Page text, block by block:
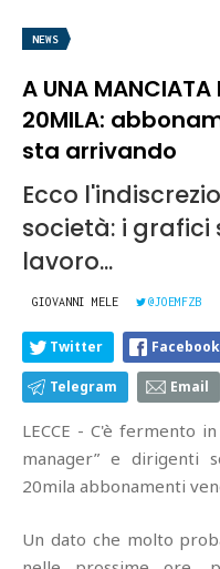
NEWS
A UNA MANCIATA
20MILA:
sta arrivando
Ecco
società: i grafici
lavoro...
GIOVANNI MELE @JOEMFZB
Twitter Facebook
Telegram Email
LECCE - C'è fermento
manager” e dirigenti
20mila abbonamenti
Un dato che molto